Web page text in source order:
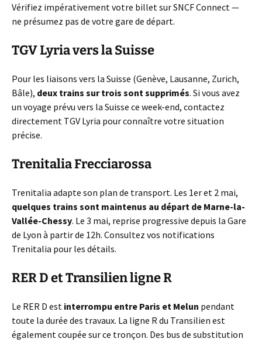
Vérifiez impérativement votre billet sur SNCF Connect —
ne présumez pas de votre gare de départ.
TGV Lyria vers la Suisse
Pour les liaisons vers la Suisse (Genève, Lausanne, Zurich,
Bâle), deux trains sur trois sont supprimés. Si vous avez
un voyage prévu vers la Suisse ce week-end, contactez
directement TGV Lyria pour connaître votre situation
précise.
Trenitalia Frecciarossa
Trenitalia adapte son plan de transport. Les 1er et 2 mai,
quelques trains sont maintenus au départ de Marne-la-
Vallée-Chessy. Le 3 mai, reprise progressive depuis la Gare
de Lyon à partir de 12h. Consultez vos notifications
Trenitalia pour les détails.
RER D et Transilien ligne R
Le RER D est interrompu entre Paris et Melun pendant
toute la durée des travaux. La ligne R du Transilien est
également coupée sur ce tronçon. Des bus de substitution